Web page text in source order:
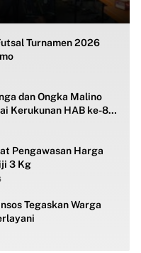
Turnamen 2026
dan Ongka Malino
Kerukunan HAB ke-80
Pengawasan Harga
3 Kg
Tegaskan Warga